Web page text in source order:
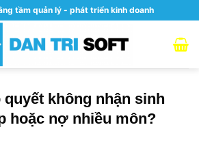
tầm quản lý - phát triển kinh doanh
quyết không nhận sinh
hoặc nợ nhiều môn?